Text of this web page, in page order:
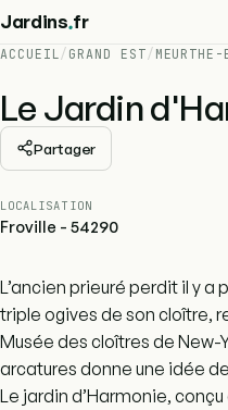
Jardins.fr
ACCUEIL/ GRAND EST/
Le Jardin
Partager
LOCALISATION
Froville - 54290
L’ancien prieuré perdit il y a
triple ogives de son cloître,
Musée des cloîtres de
arcatures donne une idée
Le jardin d’Harmonie,